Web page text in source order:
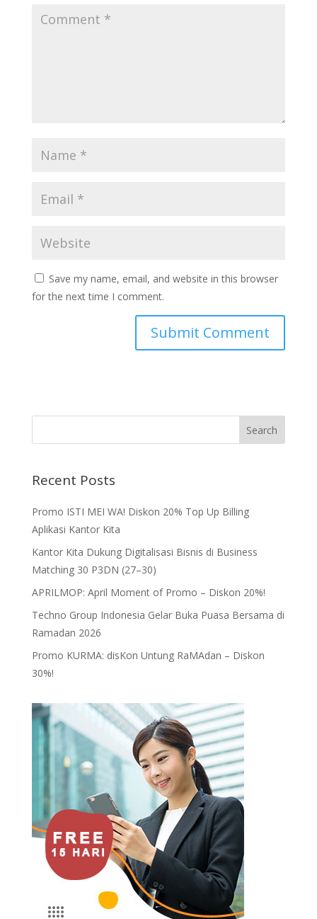
Save my name, email, and website in this browser
for the next time I comment.
Recent Posts
Promo ISTI MEI WA! Diskon 20% Top Up Billing
Aplikasi Kantor Kita
Kantor Kita Dukung Digitalisasi Bisnis di Business
Matching 30 P3DN (27–30)
APRILMOP: April Moment of Promo – Diskon 20%!
Techno Group Indonesia Gelar Buka Puasa Bersama di
Ramadan 2026
Promo KURMA: disKon Untung RaMAdan – Diskon
30%!